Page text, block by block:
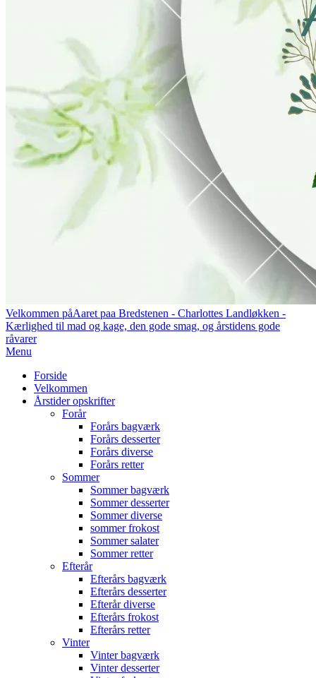
Velkommen påAaret paa Bredstenen - Charlottes Landløkken -
Kærlighed til mad og kage, den gode smag, og årstidens gode
råvarer
Primary
Menu
Menu
Forside
Velkommen
Årstider opskrifter
Forår
Forårs bagværk
Forårs desserter
Forårs diverse
Forårs retter
Sommer
Sommer bagværk
Sommer desserter
Sommer diverse
sommer frokost
Sommer salater
Sommer retter
Efterår
Efterårs bagværk
Efterårs desserter
Efterår diverse
Efterårs frokost
Efterårs retter
Vinter
Vinter bagværk
Vinter desserter